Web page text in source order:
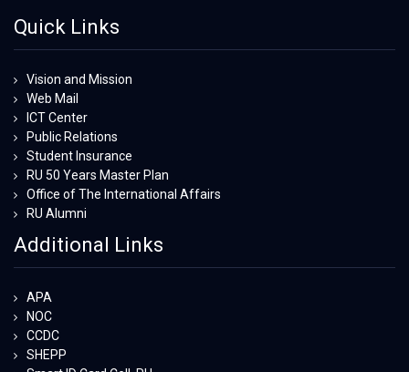
Quick Links
Vision and Mission
Web Mail
ICT Center
Public Relations
Student Insurance
RU 50 Years Master Plan
Office of The International Affairs
RU Alumni
Additional Links
APA
NOC
CCDC
SHEPP